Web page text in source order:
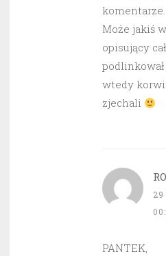
komentarze.
Może jakiś
opisujący
wtedy
zjechali
29
PANTEK,